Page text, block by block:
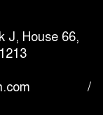
J, House 66,
/